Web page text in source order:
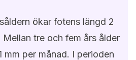
ökar fotens längd 2
Mellan tre och fem års ålder
mm per månad. I perioden